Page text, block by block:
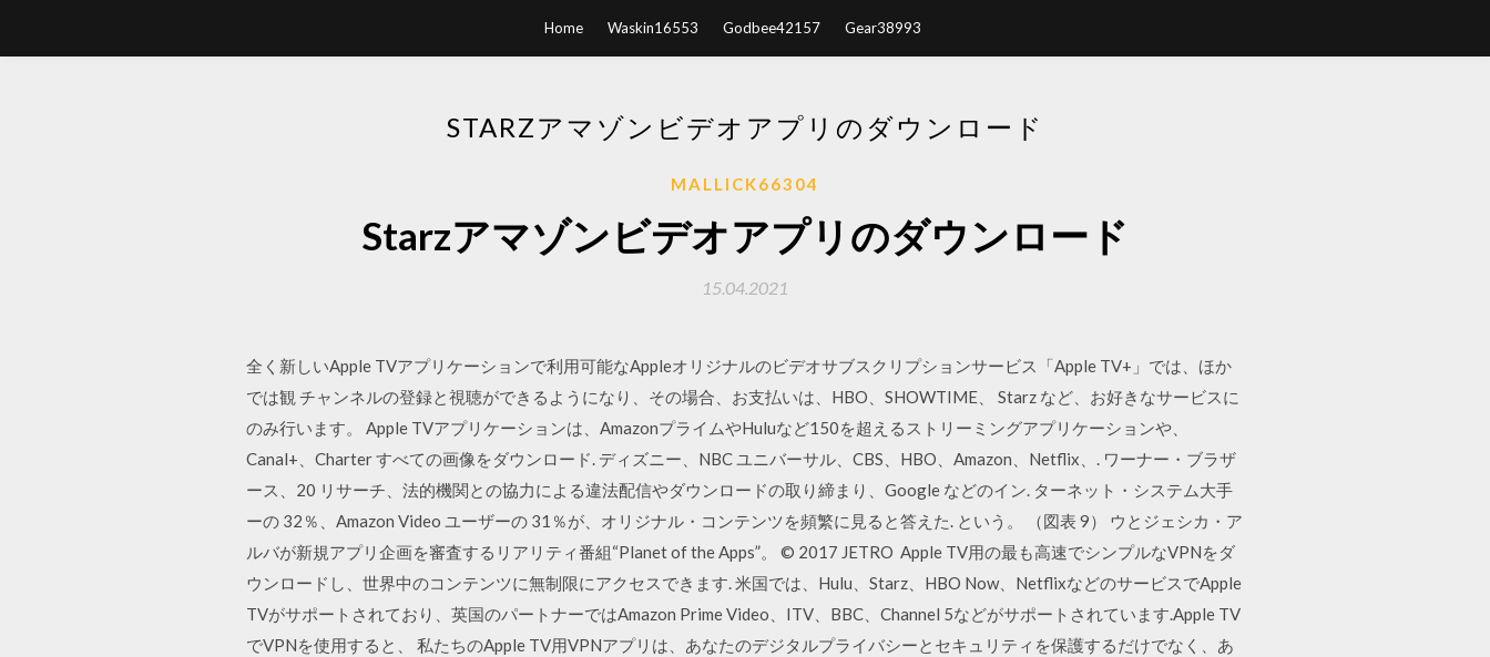
Home Waskin16553 Godbee42157 Gear38993
STARZアマゾンビデオアプリのダウンロード
MALLICK66304
Starzアマゾンビデオアプリのダウンロード
15.04.2021
全く新しいApple TVアプリケーションで利用可能なAppleオリジナルのビデオサブスクリプションサービス「Apple TV+」では、ほか
では観 チャンネルの登録と視聴ができるようになり、その場合、お支払いは、HBO、SHOWTIME、 Starz など、お好きなサービスに
のみ行います。 Apple TVアプリケーションは、AmazonプライムやHuluなど150を超えるストリーミングアプリケーションや、
Canal+、Charter すべての画像をダウンロード. ディズニー、NBC ユニバーサル、CBS、HBO、Amazon、Netflix、. ワーナー・ブラザ
ース、20 リサーチ、法的機関との協力による違法配信やダウンロードの取り締まり、Google などのイン. ターネット・システム大手
ーの 32％、Amazon Video ユーザーの 31％が、オリジナル・コンテンツを頻繁に見ると答えた. という。 （図表 9） ウとジェシカ・ア
ルバが新規アプリ企画を審査するリアリティ番組“Planet of the Apps”。 © 2017 JETRO Apple TV用の最も高速でシンプルなVPNをダ
ウンロードし、世界中のコンテンツに無制限にアクセスできます. 米国では、Hulu、Starz、HBO Now、NetflixなどのサービスでApple
TVがサポートされており、英国のパートナーではAmazon Prime Video、ITV、BBC、Channel 5などがサポートされています.Apple TV
でVPNを使用すると、 私たちのApple TV用VPNアプリは、あなたのデジタルプライバシーとセキュリティを保護するだけでなく、あ